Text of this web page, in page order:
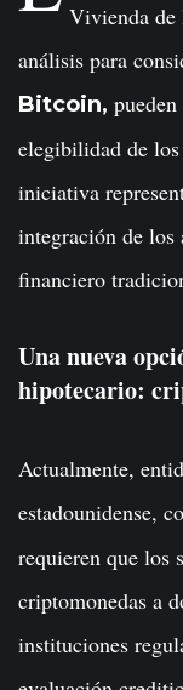
Vivienda de
análisis para
Bitcoin,
elegibilidad de
iniciativa
integración de los
financiero
Una nueva
hipotecario:
Actualmente,
estadounidense,
requieren que los
criptomonedas a
instituciones